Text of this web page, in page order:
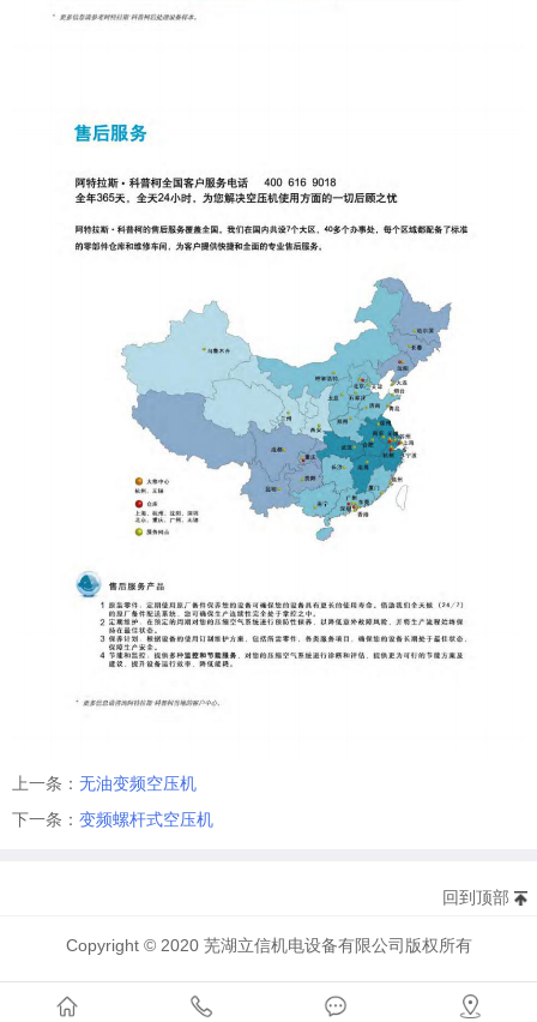
上一条： 无油变频空压机
下一条： 变频螺杆式空压机
回到顶部
Copyright © 2020 芜湖立信机电设备有限公司版权所有